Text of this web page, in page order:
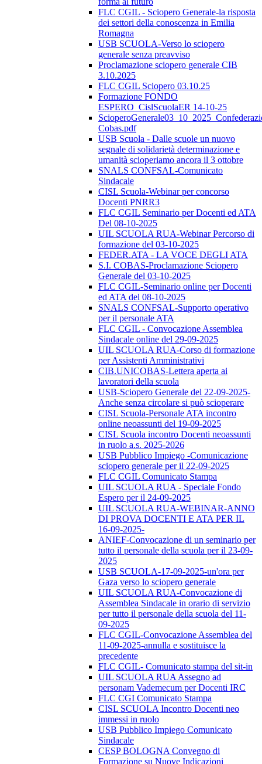
FLC CGIL - Sciopero Generale-la risposta
dei settori della conoscenza in Emilia
Romagna
USB SCUOLA-Verso lo sciopero
generale senza preavviso
Proclamazione sciopero generale CIB
3.10.2025
FLC CGIL Sciopero 03.10.25
Formazione FONDO
ESPERO_CislScuolaER 14-10-25
Cobas.pdf
USB Scuola - Dalle scuole un nuovo
segnale di solidarietà determinazione e
umanità scioperiamo ancora il 3 ottobre
SNALS CONFSAL-Comunicato
Sindacale
CISL Scuola-Webinar per concorso
Docenti PNRR3
FLC CGIL Seminario per Docenti ed ATA
Del 08-10-2025
UIL SCUOLA RUA-Webinar Percorso di
formazione del 03-10-2025
FEDER.ATA - LA VOCE DEGLI ATA
S.I. COBAS-Proclamazione Sciopero
Generale del 03-10-2025
FLC CGIL-Seminario online per Docenti
ed ATA del 08-10-2025
SNALS CONFSAL-Supporto operativo
per il personale ATA
FLC CGIL - Convocazione Assemblea
Sindacale online del 29-09-2025
UIL SCUOLA RUA-Corso di formazione
per Assistenti Amministrativi
CIB.UNICOBAS-Lettera aperta ai
lavoratori della scuola
USB-Sciopero Generale del 22-09-2025-
Anche senza circolare si può scioperare
CISL Scuola-Personale ATA incontro
online neoassunti del 19-09-2025
CISL Scuola incontro Docenti neoassunti
in ruolo a.s. 2025-2026
USB Pubblico Impiego -Comunicazione
sciopero generale per il 22-09-2025
FLC CGIL Comunicato Stampa
UIL SCUOLA RUA - Speciale Fondo
Espero per il 24-09-2025
UIL SCUOLA RUA-WEBINAR-ANNO
DI PROVA DOCENTI E ATA PER IL
16-09-2025-
ANIEF-Convocazione di un seminario per
tutto il personale della scuola per il 23-09-
2025
USB SCUOLA-17-09-2025-un'ora per
Gaza verso lo sciopero generale
UIL SCUOLA RUA-Convocazione di
Assemblea Sindacale in orario di servizio
per tutto il personale della scuola del 11-
09-2025
FLC CGIL-Convocazione Assemblea del
11-09-2025-annulla e sostituisce la
precedente
FLC CGIL- Comunicato stampa del sit-in
UIL SCUOLA RUA Assegno ad
personam Vademecum per Docenti IRC
FLC CGI Comunicato Stampa
CISL SCUOLA Incontro Docenti neo
immessi in ruolo
USB Pubblico Impiego Comunicato
Sindacale
CESP BOLOGNA Convegno di
Formazione su Nuove Indicazioni